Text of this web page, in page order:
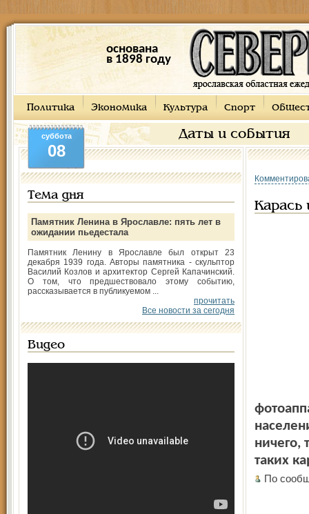
основана
в 1898 году
Политика Экономика Культура Спорт
Даты и события
суббота
08
Тема дня
Памятник Ленина в Ярославле: пять лет в
ожидании пьедестала
Памятник Ленину в Ярославле был открыт 23
декабря 1939 года. Авторы памятника - скульптор
Василий Козлов и архитектор Сергей Капачинский.
О том, что предшествовало этому событию,
рассказывается в публикуемом ...
прочитать
Все новости за сегодня
Видео
Карась
ничего,
таких
По